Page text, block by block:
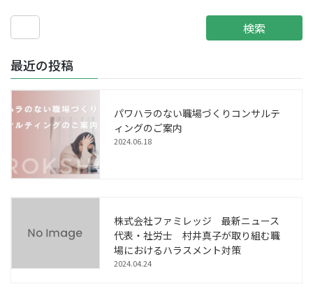
検索
最近の投稿
パワハラのない職場づくりコンサルテ
ィングのご案内
2024.06.18
株式会社ファミレッジ 最新ニュース
代表・社労士 村井真子が取り組む職
場におけるハラスメント対策
2024.04.24